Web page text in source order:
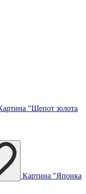
"Шепот золота
Картина "Японка